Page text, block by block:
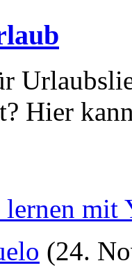
Hier
mit
(24.